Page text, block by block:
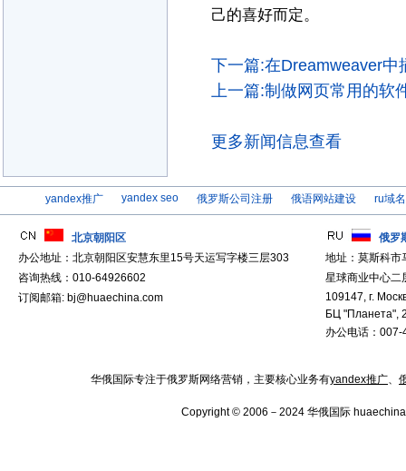
己的喜好而定。
下一篇:在Dreamweaver中
上一篇:制做网页常用的软
更多新闻信息查看
yandex推广 yandex seo 俄罗斯公司注册 俄语网站建设 ru域
北京朝阳区
办公地址：北京朝阳区安慧东里15号天运写字楼三层303
咨询热线：010-64926602
订阅邮箱: bj@huaechina.com
俄罗
地址：莫斯科市
星球商业中心二
109147, г.
БЦ "Планета",
办公电话：
华俄国际专注于俄罗斯网络营销，主要核心业务有yandex推广、
Copyright © 2006－2024 华俄国际